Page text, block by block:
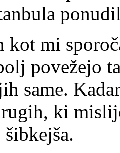
kot mi
povežejo
same.
ki